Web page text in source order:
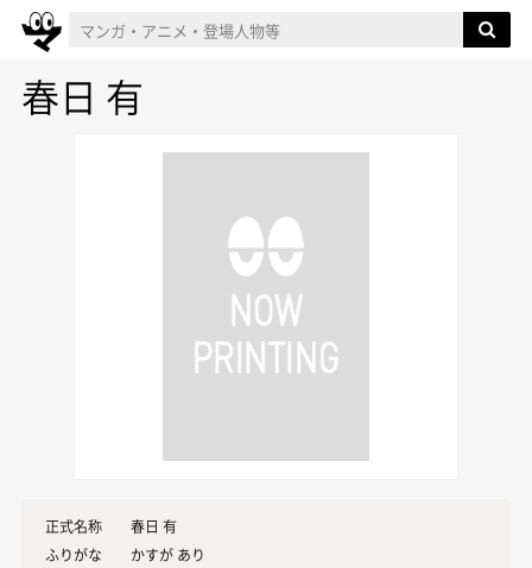
春日 有
正式名称
春日 有
ふりがな
かすが あり